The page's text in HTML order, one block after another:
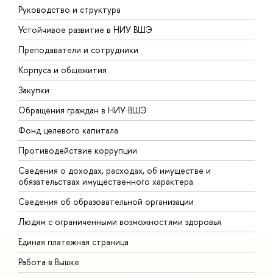
Руководство и структура
Устойчивое развитие в НИУ ВШЭ
Преподаватели и сотрудники
Корпуса и общежития
Закупки
Обращения граждан в НИУ ВШЭ
Фонд целевого капитала
Противодействие коррупции
Сведения о доходах, расходах, об имуществе и
обязательствах имущественного характера
Сведения об образовательной организации
Людям с ограниченными возможностями здоровья
Единая платежная страница
Работа в Вышке